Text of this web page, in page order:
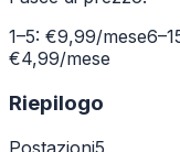
1–5: €9,99/mese
€4,99/mese
Riepilogo
Postazioni5